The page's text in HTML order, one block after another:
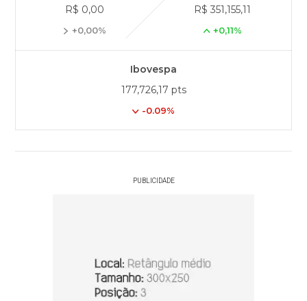
R$ 0,00
+0,00%
R$ 351,155,11
+0,11%
Ibovespa
177,726,17 pts
-0.09%
PUBLICIDADE